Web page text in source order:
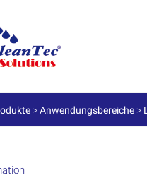
>Anwendungsbereiche >